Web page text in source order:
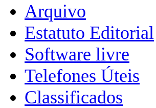
Arquivo
Estatuto Editorial
Software livre
Telefones Úteis
Classificados